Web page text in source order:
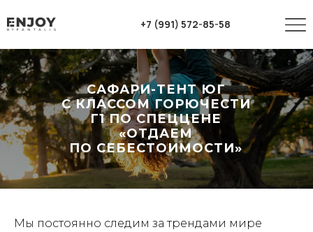
+7 (991) 572-85-58
САФАРИ-ТЕНТ ЮГ
С КЛАССОМ ГОРЮЧЕСТИ
Г1 ПО СПЕЦЦЕНЕ
«ОТДАЕМ
ПО СЕБЕСТОИМОСТИ»
Мы постоянно следим за трендами мире